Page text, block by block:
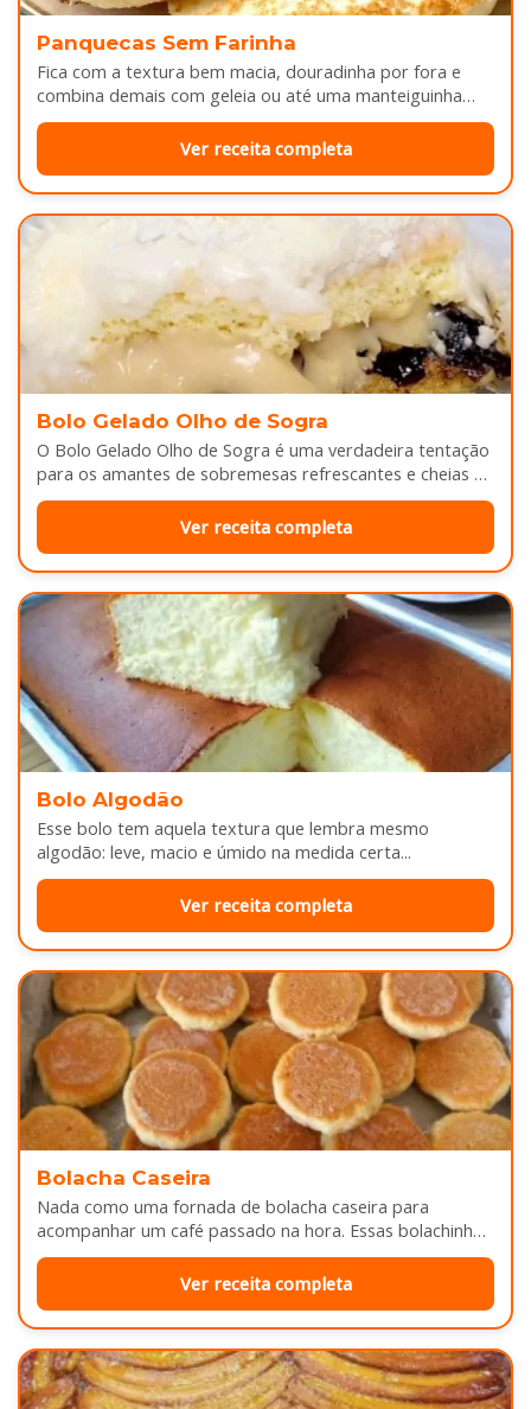
Panquecas Sem Farinha
Fica com a textura bem macia, douradinha por fora e
combina demais com geleia ou até uma manteiguinha
derretendo por cima...
Ver receita completa
Bolo Gelado Olho de Sogra
O Bolo Gelado Olho de Sogra é uma verdadeira tentação
para os amantes de sobremesas refrescantes e cheias de
sabor...
Ver receita completa
Bolo Algodão
Esse bolo tem aquela textura que lembra mesmo
algodão: leve, macio e úmido na medida certa...
Ver receita completa
Bolacha Caseira
Nada como uma fornada de bolacha caseira para
acompanhar um café passado na hora. Essas bolachinhas
ficam levemente douradas por…
Ver receita completa